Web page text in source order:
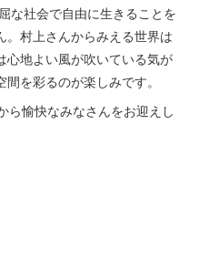
な社会で自由に生きることを
村上さんからみえる世界は
心地よい風が吹いている気が
を彩るのが楽しみです。
ら愉快なみなさんをお迎えし